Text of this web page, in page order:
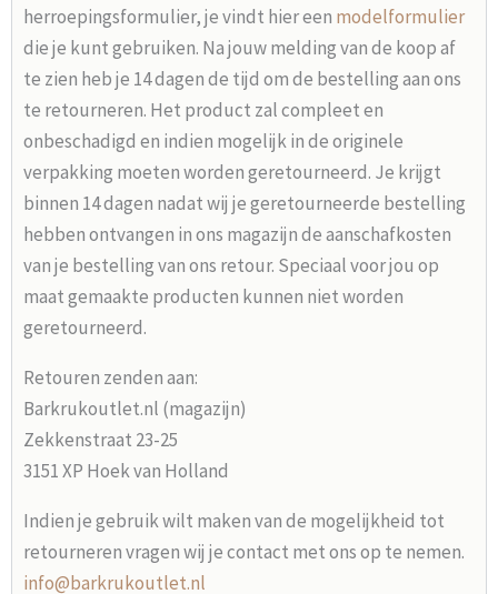
herroepingsformulier, je vindt hier een modelformulier
die je kunt gebruiken. Na jouw melding van de koop af
te zien heb je 14 dagen de tijd om de bestelling aan ons
te retourneren. Het product zal compleet en
onbeschadigd en indien mogelijk in de originele
verpakking moeten worden geretourneerd. Je krijgt
binnen 14 dagen nadat wij je geretourneerde bestelling
hebben ontvangen in ons magazijn de aanschafkosten
van je bestelling van ons retour. Speciaal voor jou op
maat gemaakte producten kunnen niet worden
geretourneerd.
Retouren zenden aan:
Barkrukoutlet.nl (magazijn)
Zekkenstraat 23-25
3151 XP Hoek van Holland
Indien je gebruik wilt maken van de mogelijkheid tot
retourneren vragen wij je contact met ons op te nemen.
info@barkrukoutlet.nl